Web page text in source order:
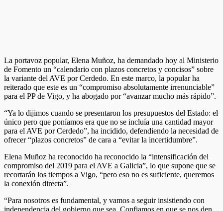
La portavoz popular, Elena Muñoz, ha demandado hoy al Ministerio
de Fomento un “calendario con plazos concretos y concisos” sobre
la variante del AVE por Cerdedo. En este marco, la popular ha
reiterado que este es un “compromiso absolutamente irrenunciable”
para el PP de Vigo, y ha abogado por “avanzar mucho más rápido”.
“Ya lo dijimos cuando se presentaron los presupuestos del Estado: el
único pero que poníamos era que no se incluía una cantidad mayor
para el AVE por Cerdedo”, ha incidido, defendiendo la necesidad de
ofrecer “plazos concretos” de cara a “evitar la incertidumbre”.
Elena Muñoz ha reconocido ha reconocido la “intensificación del
compromiso del 2019 para el AVE a Galicia”, lo que supone que se
recortarán los tiempos a Vigo, “pero eso no es suficiente, queremos
la conexión directa”.
“Para nosotros es fundamental, y vamos a seguir insistiendo con